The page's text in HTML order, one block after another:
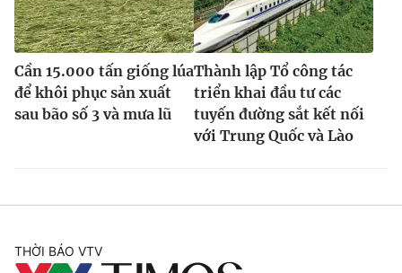
Cần 15.000 tấn giống lúa
để khôi phục sản xuất
sau bão số 3 và mưa lũ
Thành lập Tổ công tác
triển khai đầu tư các
tuyến đường sắt kết nối
với Trung Quốc và Lào
THỜI BÁO VTV